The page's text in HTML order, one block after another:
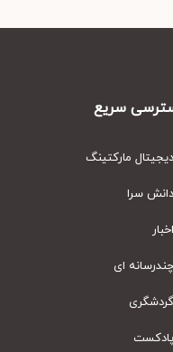
سریع
مارکتینگ
سرا
ای